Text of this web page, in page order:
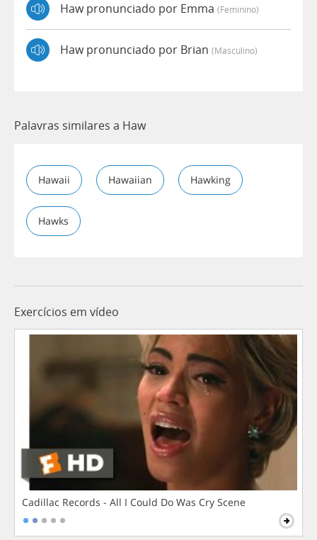
Haw pronunciado por Emma (feminino)
Haw pronunciado por Brian (masculino)
Palavras similares a Haw
Hawaii Hawaiian Hawking
Hawks
Exercícios em vídeo
Cadillac Records - All I Could Do Was Cry Scene